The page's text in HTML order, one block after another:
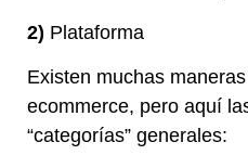
2) Plataforma
Existen muchas
ecommerce, pero aquí
“categorías” generales: